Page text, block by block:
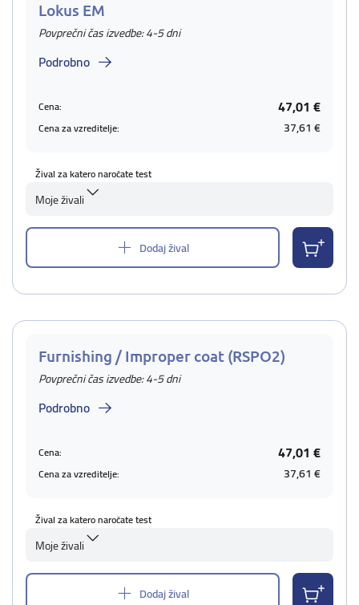
Lokus EM
Povprečni čas izvedbe: 4-5 dni
Podrobno
Cena: 47,01 €
Cena za vzreditelje: 37,61 €
Žival za katero naročate test
Moje živali
Dodaj žival
Furnishing / Improper coat (RSPO2)
Povprečni čas izvedbe: 4-5 dni
Podrobno
Cena: 47,01 €
Cena za vzreditelje: 37,61 €
Žival za katero naročate test
Moje živali
Dodaj žival